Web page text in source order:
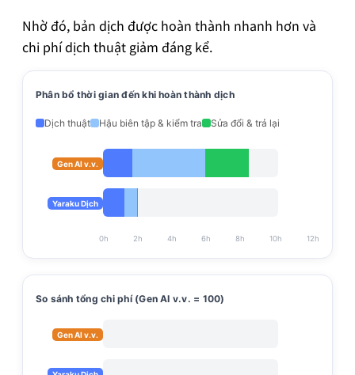
Nhờ đó, bản dịch được hoàn thành nhanh hơn và
chi phí dịch thuật giảm đáng kể.
Phân bổ thời gian đến khi hoàn thành dịch
Dịch thuật Hậu biên tập & kiểm tra Sửa đổi & trả lại
Gen AI v.v. Dịch 2h
Yaraku Dịch
0h 2h 4h 6h 8h 10h 12h
So sánh tổng chi phí (Gen AI v.v. = 100)
Gen AI v.v.